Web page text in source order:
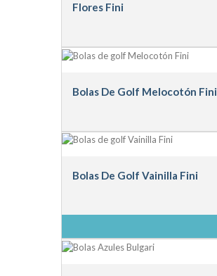
Flores Fini
Bolas De Golf Melocotón Fini
Bolas De Golf Vainilla Fini